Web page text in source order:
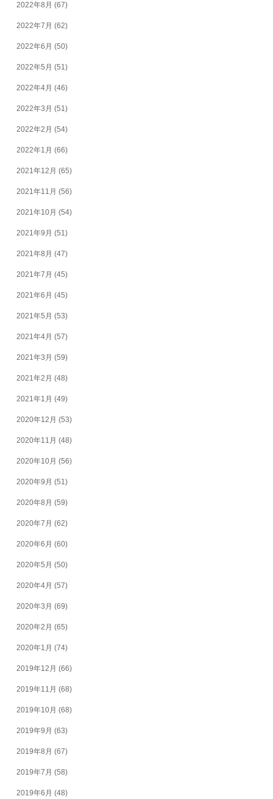
2022年8月 (67)
2022年7月 (62)
2022年6月 (50)
2022年5月 (51)
2022年4月 (46)
2022年3月 (51)
2022年2月 (54)
2022年1月 (66)
2021年12月 (65)
2021年11月 (56)
2021年10月 (54)
2021年9月 (51)
2021年8月 (47)
2021年7月 (45)
2021年6月 (45)
2021年5月 (53)
2021年4月 (57)
2021年3月 (59)
2021年2月 (48)
2021年1月 (49)
2020年12月 (53)
2020年11月 (48)
2020年10月 (56)
2020年9月 (51)
2020年8月 (59)
2020年7月 (62)
2020年6月 (60)
2020年5月 (50)
2020年4月 (57)
2020年3月 (69)
2020年2月 (65)
2020年1月 (74)
2019年12月 (66)
2019年11月 (68)
2019年10月 (68)
2019年9月 (63)
2019年8月 (67)
2019年7月 (58)
2019年6月 (48)